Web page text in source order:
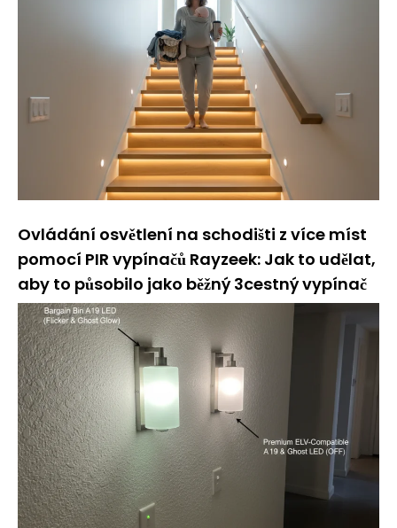
Ovládání osvětlení na schodišti z více míst
pomocí PIR vypínačů Rayzeek: Jak to udělat,
aby to působilo jako běžný 3cestný vypínač